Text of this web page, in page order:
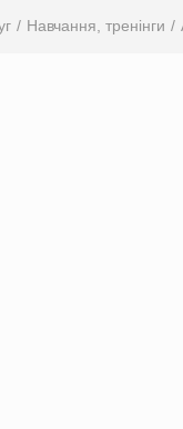
Навчання, тренінги